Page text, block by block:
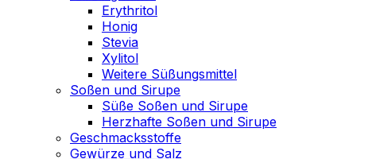
Erythritol
Honig
Stevia
Xylitol
Weitere Süßungsmittel
Soßen und Sirupe
Süße Soßen und Sirupe
Herzhafte Soßen und Sirupe
Geschmacksstoffe
Gewürze und Salz